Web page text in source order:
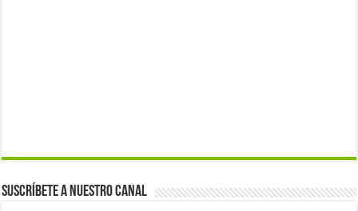
Suscríbete a nuestro canal